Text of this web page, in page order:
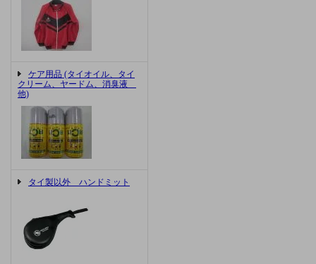
ケア用品 (タイオイル、タイ
クリーム、ヤードム、消臭液
他)
タイ製以外 ハンドミット